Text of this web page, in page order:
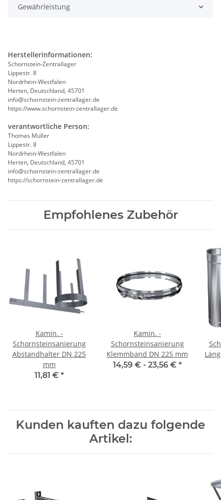
Gewährleistung
Herstellerinformationen:
Schornstein-Zentrallager
Lippestr. 8
Nordrhein-Westfalen
Herten, Deutschland, 45701
info@schornstein-zentrallager.de
https://www.schornstein-zentrallager.de
verantwortliche Person:
Thomas Müller
Lippestr. 8
Nordrhein-Westfalen
Herten, Deutschland, 45701
info@schornstein-zentrallager.de
https://schornstein-zentrallager.de
Empfohlenes Zubehör
Kamin. -
Schornsteinsanierung
Abstandhalter DN 225
mm
11,81 € *
Kamin. -
Schornsteinsanierung
Klemmband DN 225 mm
14,59 € - 23,56 € *
Kunden kauften dazu folgende
Artikel: